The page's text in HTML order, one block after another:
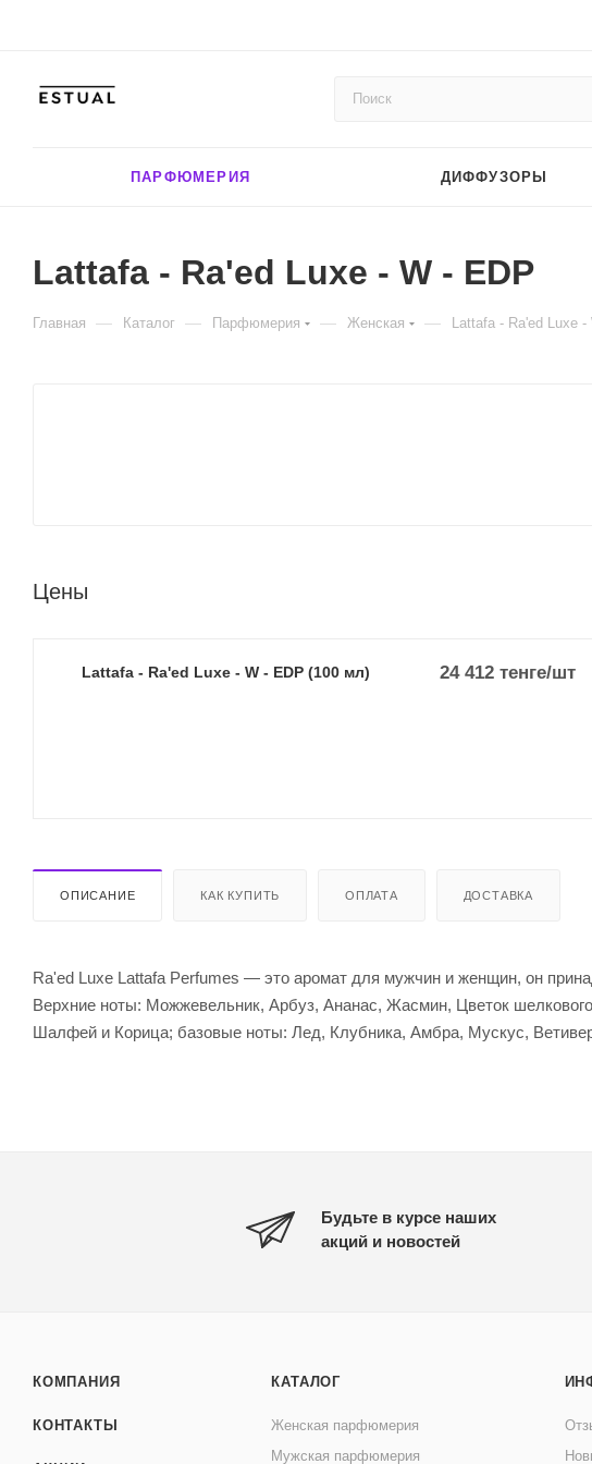
ПАРФЮМЕРИЯ ДИФФУЗОРЫ
Lattafa - Ra'ed Luxe - W - EDP
Главная — Каталог — Парфюмерия — Женская — Lattafa - Ra'ed Luxe -
Цены
Lattafa - Ra'ed Luxe - W - EDP (100 мл) 24 412тенге/шт
ОПИСАНИЕ КАК КУПИТЬ ОПЛАТА ДОСТАВКА
Ra'ed Luxe Lattafa Perfumes — это аромат для мужчин и женщин, он
Верхние ноты: Можжевельник, Арбуз, Ананас, Жасмин, Цветок
Шалфей и Корица; базовые ноты: Лед, Клубника, Амбра, Мускус,
Будьте в курсе наших
акций и новостей
КОМПАНИЯ
КОНТАКТЫ
КАТАЛОГ
Женская парфюмерия
Мужская парфюмерия